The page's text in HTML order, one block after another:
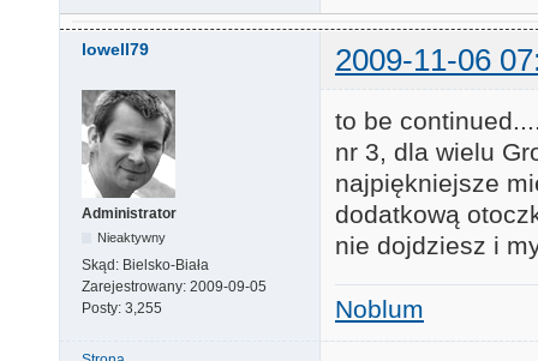
lowell79 2009-11-06
Administrator
Nieaktywny
Skąd: Bielsko-Biała
Zarejestrowany: 2009-09-05
Posty: 3,255
to be
nr 3, dla wielu
najpiękniejsze
dodatkową
nie dojdziesz i
Noblum